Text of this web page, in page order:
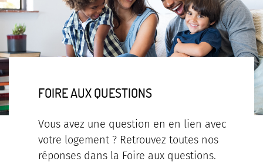
FOIRE AUX QUESTIONS
Vous avez une question en en lien avec
votre logement ? Retrouvez toutes nos
réponses dans la Foire aux questions.